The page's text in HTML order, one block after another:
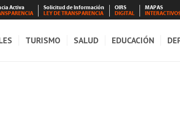
Activa
Solicitud de Información
LEY DE TRANSPARENCIA
OIRS
DIGITAL
MAPAS
TURISMO SALUD EDUCACIÓN